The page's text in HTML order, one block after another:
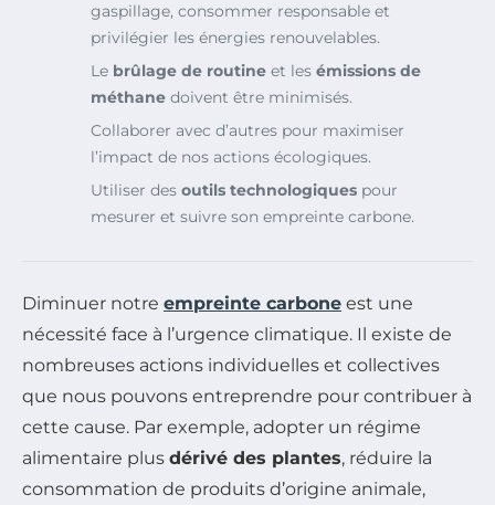
gaspillage, consommer responsable et
privilégier les énergies renouvelables.
Le brûlage de routine et les émissions de
méthane doivent être minimisés.
Collaborer avec d’autres pour maximiser
l’impact de nos actions écologiques.
Utiliser des outils technologiques pour
mesurer et suivre son empreinte carbone.
Diminuer notre empreinte carbone est une
nécessité face à l’urgence climatique. Il existe de
nombreuses actions individuelles et collectives
que nous pouvons entreprendre pour contribuer à
cette cause. Par exemple, adopter un régime
alimentaire plus dérivé des plantes, réduire la
consommation de produits d’origine animale,